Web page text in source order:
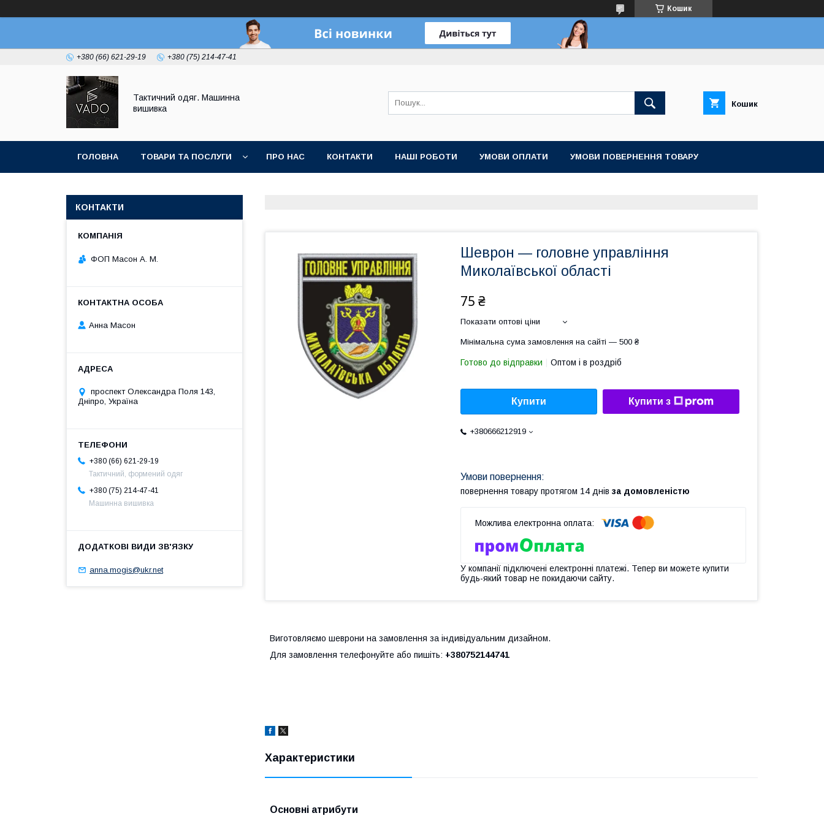
Кошик
+380 (66) 621-29-19 +380 (75) 214-47-41
Тактичний одяг. Машинна
вишивка
Кошик
ГОЛОВНА ТОВАРИ ТА ПОСЛУГИ ПРО НАС КОНТАКТИ НАШІ РОБОТИ УМОВИ ОПЛАТИ УМОВИ ПОВЕРНЕННЯ ТОВАРУ
Шеврон — головне управління
Миколаївської області
75 ₴
Показати оптові ціни
Мінімальна сума замовлення на сайті — 500 ₴
Готово до відправки Оптом і в роздріб
Купити Купити з
+380666212919
повернення товару протягом 14 днів за домовленістю
У компанії підключені електронні платежі. Тепер ви можете купити
будь-який товар не покидаючи сайту.
Виготовляємо шеврони на замовлення за індивідуальним дизайном.
Для замовлення телефонуйте або пишіть: +380752144741
Характеристики
Основні атрибути
КОНТАКТИ
ФОП Масон А. М.
Анна Масон
проспект Олександра Поля 143,
Дніпро, Україна
+380 (66) 621-29-19
Тактичний, формений одяг
+380 (75) 214-47-41
Машинна вишивка
anna.mogis@ukr.net